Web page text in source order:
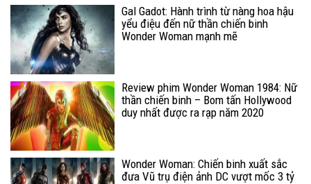
Gal Gadot: Hành trình từ nàng hoa hậu
yểu điệu đến nữ thần chiến binh
Wonder Woman mạnh mẽ
Review phim Wonder Woman 1984: Nữ
thần chiến binh – Bom tấn Hollywood
duy nhất được ra rạp năm 2020
Wonder Woman: Chiến binh xuất sắc
đưa Vũ trụ điện ảnh DC vượt mốc 3 tỷ